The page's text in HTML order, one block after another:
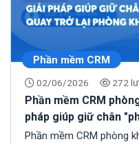
Phần mềm CRM
02/06/2026 272
Phần mềm CRM
pháp giúp giữ chân
khám
Phần mềm CRM phòng